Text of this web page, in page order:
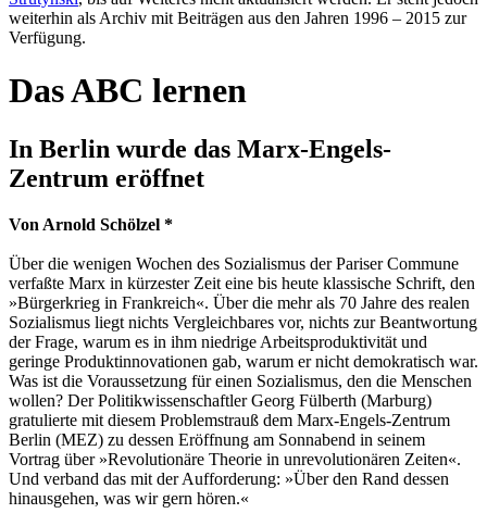
weiterhin als Archiv mit Beiträgen aus den Jahren 1996 – 2015 zur
Verfügung.
Das ABC lernen
In Berlin wurde das Marx-Engels-
Zentrum eröffnet
Von Arnold Schölzel *
Über die wenigen Wochen des Sozialismus der Pariser Commune
verfaßte Marx in kürzester Zeit eine bis heute klassische Schrift, den
»Bürgerkrieg in Frankreich«. Über die mehr als 70 Jahre des realen
Sozialismus liegt nichts Vergleichbares vor, nichts zur Beantwortung
der Frage, warum es in ihm niedrige Arbeitsproduktivität und
geringe Produktinnovationen gab, warum er nicht demokratisch war.
Was ist die Voraussetzung für einen Sozialismus, den die Menschen
wollen? Der Politikwissenschaftler Georg Fülberth (Marburg)
gratulierte mit diesem Problemstrauß dem Marx-Engels-Zentrum
Berlin (MEZ) zu dessen Eröffnung am Sonnabend in seinem
Vortrag über »Revolutionäre Theorie in unrevolutionären Zeiten«.
Und verband das mit der Aufforderung: »Über den Rand dessen
hinausgehen, was wir gern hören.«